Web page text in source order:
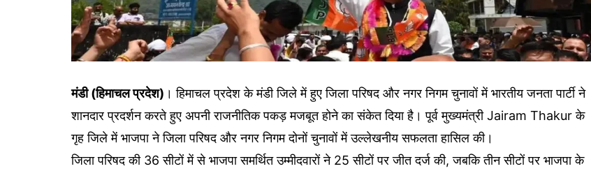
मंडी (हिमाचल प्रदेश) । हिमाचल प्रदेश के मंडी जिले में हुए जिला परिषद और नगर निगम चुनावों में भारतीय जनता पार्टी ने
शानदार प्रदर्शन करते हुए अपनी राजनीतिक पकड़ मजबूत होने का संकेत दिया है। पूर्व मुख्यमंत्री Jairam Thakur के
गृह जिले में भाजपा ने जिला परिषद और नगर निगम दोनों चुनावों में उल्लेखनीय सफलता हासिल की।
जिला परिषद की 36 सीटों में से भाजपा समर्थित उम्मीदवारों ने 25 सीटों पर जीत दर्ज की, जबकि तीन सीटों पर भाजपा के